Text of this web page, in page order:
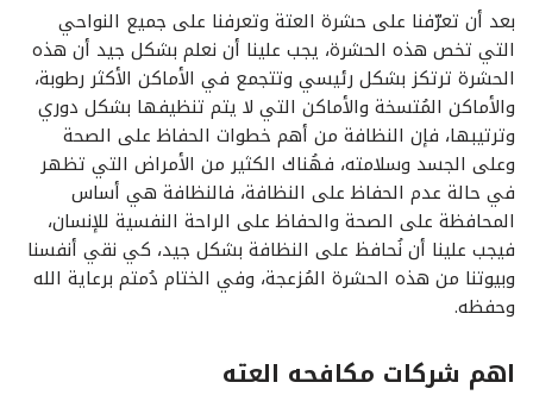
بعد أن تعرّفنا على حشرة العتة وتعرفنا على جميع النواحي
التي تخص هذه الحشرة، يجب علينا أن نعلم بشكل جيد أن هذه
الحشرة ترتكز بشكل رئيسي وتتجمع في الأماكن الأكثر رطوبة،
والأماكن المُتسخة والأماكن التي لا يتم تنظيفها بشكل دوري
وترتيبها، فإن النظافة من أهم خطوات الحفاظ على الصحة
وعلى الجسد وسلامته، فهُناك الكثير من الأمراض التي تظهر
في حالة عدم الحفاظ على النظافة، فالنظافة هي أساس
المحافظة على الصحة والحفاظ على الراحة النفسية للإنسان،
فيجب علينا أن نُحافظ على النظافة بشكل جيد، كي نقي أنفسنا
وبيوتنا من هذه الحشرة المُزعجة، وفي الختام دُمتم برعاية الله
وحفظه.
اهم شركات مكافحه العته